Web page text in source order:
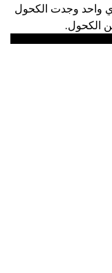
واحد وجدت الكحول